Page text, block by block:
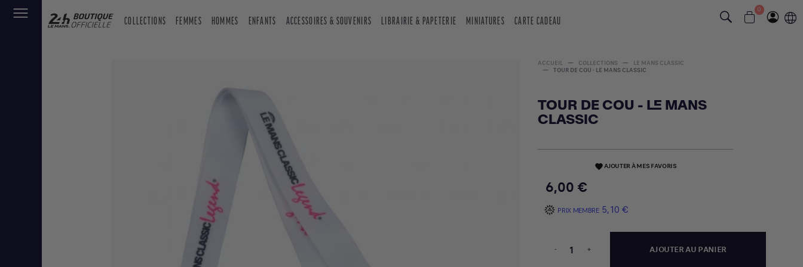
COLLECTIONS FEMMES HOMMES ENFANTS ACCESSOIRES & SOUVENIRS LIBRAIRIE & PAPETERIE MINIATURES CARTE CADEAU
0
ACCUEIL COLLECTIONS
LE MANS CLASSIC
TOUR DE COU - LE MANS CLASSIC
TOUR DE COU - LE MANS
CLASSIC
favoriteAJOUTER À MES FAVORIS
6,00 €
PRIX MEMBRE 5,10 €
- + AJOUTER AU PANIER